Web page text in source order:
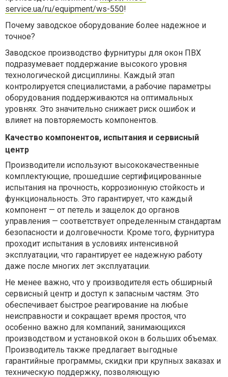
service.ua/ru/equipment/ws-550!
Почему заводское оборудование более надежное и
точное?
Заводское производство фурнитуры для окон ПВХ
подразумевает поддержание высокого уровня
технологической дисциплины. Каждый этап
контролируется специалистами, а рабочие параметры
оборудования поддерживаются на оптимальных
уровнях. Это значительно снижает риск ошибок и
влияет на повторяемость компонентов.
Качество компонентов, испытания и сервисный
центр
Производители используют высококачественные
комплектующие, прошедшие сертифицированные
испытания на прочность, коррозионную стойкость и
функциональность. Это гарантирует, что каждый
компонент — от петель и защелок до органов
управления — соответствует определенным стандартам
безопасности и долговечности. Кроме того, фурнитура
проходит испытания в условиях интенсивной
эксплуатации, что гарантирует ее надежную работу
даже после многих лет эксплуатации.
Не менее важно, что у производителя есть обширный
сервисный центр и доступ к запасным частям. Это
обеспечивает быстрое реагирование на любые
неисправности и сокращает время простоя, что
особенно важно для компаний, занимающихся
производством и установкой окон в больших объемах.
Производитель также предлагает выгодные
гарантийные программы, скидки при крупных заказах и
техническую поддержку, позволяющую